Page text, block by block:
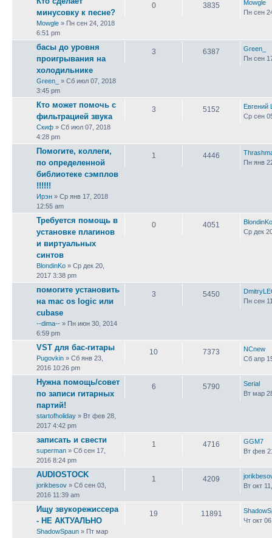
минусовку к песне?
Mowgle » Пн сен 24, 2018
6:51 pm
0 3835
Mowgle
Пн сен
басы до уровня
проигрывания на
холодильнике
Green_
» Сб июл 07, 2018
3:45 pm
3 6387
Green_
Пн сен
Кто может помочь с
фильтрацией звука
Скиф » Сб июл 07, 2018
4:28 pm
3 5152
Евгений
Ср сен
Помогите, коллеги,
по определенной
библиотеке сэмплов
!!!!!!
Ирэн » Ср янв 17, 2018
12:55 am
1 4446
Пн янв
Требуется помощь в
установке плагинов
и виртуальных
синтов
BlondinKo » Ср дек 20,
2017 3:38 pm
0 4051
BlondinKo
Ср дек
помогите установить
на mac os logic или
cubase
--dima-- » Пн июн 30, 2014
6:59 pm
3 5450
Пн сен
VST для бас-гитары
Pugovkin » Сб янв 23,
2016 10:26 pm
10 7373
NCnew
Сб апр
Нужна помощь/совет
по записи гитарных
партий!
startofholiday » Вт фев 28,
2017 4:42 pm
6 5790
Serial
Вт мар
записать и свести
superman » Сб сен 17,
2016 8:24 pm
1 4716
GGM7
Вт фев
AUDIOSTOCK
jorikbesov » Сб сен 03,
2016 11:39 am
1 4209
Вт окт
Ищу звукорежиссера
- НЕ АКТУАЛЬНО
ShadowSpaun » Пт мар
19 11891
Чт окт